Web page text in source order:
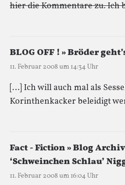
hier die Kommentare zu. Ich
BLOG OFF ! » Bröder
11. Februar 2008 um 14:34 Uhr
[…] Ich will auch mal als
Korinthenkacker beleidigt
Fact - Fiction » Blog
‘Schweinchen Schlau’
11. Februar 2008 um 16:04 Uhr